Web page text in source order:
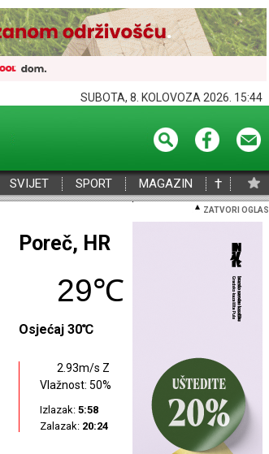
SUBOTA, 8. KOLOVOZA 2026. 15:44
SVIJET SPORT MAGAZIN †
ZATVORI OGLAS
Poreč, HR
29℃
Osjećaj 30℃
2.93m/s Z
Vlažnost: 50%
Izlazak: 5:58
Zalazak: 20:24